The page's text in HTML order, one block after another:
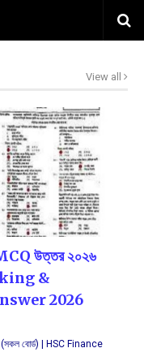
View all
MCQ উত্তর ২০২৬
&
2026
(সকল বোর্ড) | HSC Finance